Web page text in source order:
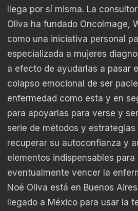
llega por sí misma. La
Oliva ha fundado OncoImage,
como una iniciativa personal
especializada a mujeres
a efecto de ayudarlas a pasar
colapso emocional de ser
enfermedad como esta y en
para apoyarlas para verse y
serie de métodos y estrategias
recuperar su autoconfianza y
elementos indispensables para
eventualmente vencer la
Noé Oliva está en Buenos
llegado a México para usar la